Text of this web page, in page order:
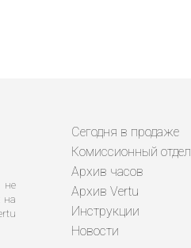
не
на
Сегодня в продаже
Комиссионный отдел
Архив часов
Архив Vertu
Инструкции
Новости